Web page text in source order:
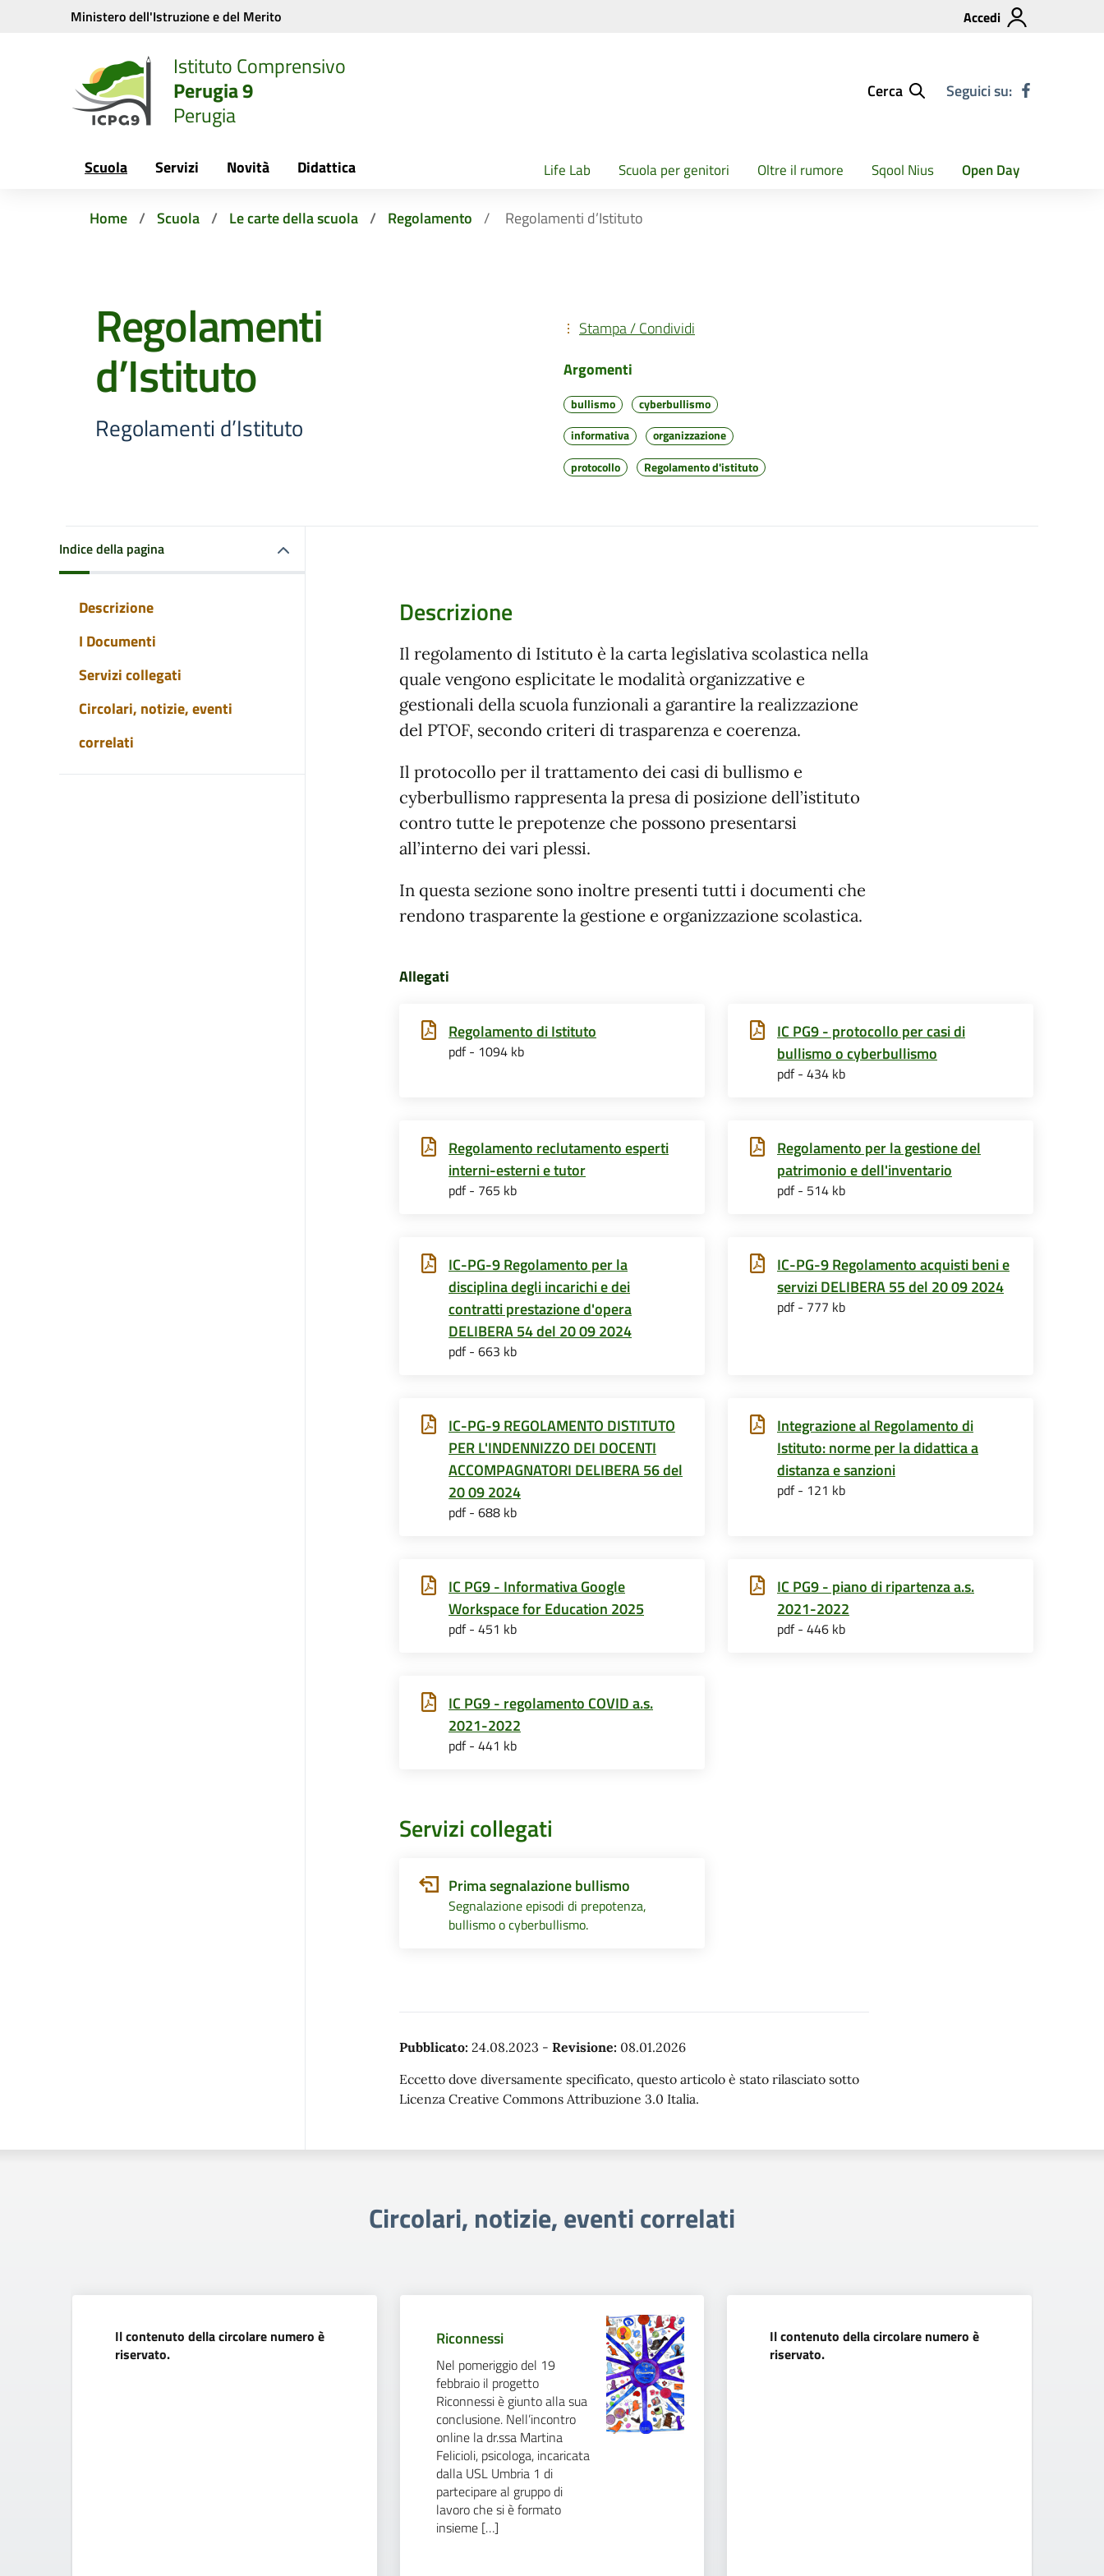
Vai ai contenuti
Vai al menu di navigazione
Ministero dell'Istruzione e del Merito Accedi
Istituto Comprensivo
Perugia 9
Perugia
Cerca Seguici su:
Scuola Servizi Novità Didattica Life Lab Scuola per genitori Oltre il rumore Sqool Nius Open Day
Home Scuola Le carte della scuola Regolamento Regolamenti d’Istituto
Regolamenti
d’Istituto
Regolamenti d’Istituto
Stampa / Condividi
Argomenti
bullismo
cyberbullismo
informativa
organizzazione
protocollo
Regolamento d'istituto
Indice della pagina
Descrizione
I Documenti
Servizi collegati
Circolari, notizie, eventi
correlati
Descrizione
Il regolamento di Istituto è la carta legislativa scolastica nella
quale vengono esplicitate le modalità organizzative e
gestionali della scuola funzionali a garantire la realizzazione
del PTOF, secondo criteri di trasparenza e coerenza.
Il protocollo per il trattamento dei casi di bullismo e
cyberbullismo rappresenta la presa di posizione dell’istituto
contro tutte le prepotenze che possono presentarsi
all’interno dei vari plessi.
In questa sezione sono inoltre presenti tutti i documenti che
rendono trasparente la gestione e organizzazione scolastica.
Allegati
Regolamento di Istituto
pdf - 1094 kb
IC PG9 - protocollo per casi di
bullismo o cyberbullismo
pdf - 434 kb
Regolamento reclutamento esperti
interni-esterni e tutor
pdf - 765 kb
Regolamento per la gestione del
patrimonio e dell'inventario
pdf - 514 kb
IC-PG-9 Regolamento per la
disciplina degli incarichi e dei
contratti prestazione d'opera
DELIBERA 54 del 20 09 2024
pdf - 663 kb
IC-PG-9 Regolamento acquisti beni e
servizi DELIBERA 55 del 20 09 2024
pdf - 777 kb
IC-PG-9 REGOLAMENTO DISTITUTO
PER L'INDENNIZZO DEI DOCENTI
ACCOMPAGNATORI DELIBERA 56 del
20 09 2024
pdf - 688 kb
Integrazione al Regolamento di
Istituto: norme per la didattica a
distanza e sanzioni
pdf - 121 kb
IC PG9 - Informativa Google
Workspace for Education 2025
pdf - 451 kb
IC PG9 - piano di ripartenza a.s.
2021-2022
pdf - 446 kb
IC PG9 - regolamento COVID a.s.
2021-2022
pdf - 441 kb
Servizi collegati
Prima segnalazione bullismo
Segnalazione episodi di prepotenza,
bullismo o cyberbullismo.
Pubblicato: 24.08.2023 - Revisione: 08.01.2026
Eccetto dove diversamente specificato, questo articolo è stato rilasciato sotto
Licenza Creative Commons Attribuzione 3.0 Italia.
Circolari, notizie, eventi correlati
Il contenuto della circolare numero è
riservato.
Riconnessi
Nel pomeriggio del 19
febbraio il progetto
Riconnessi è giunto alla sua
conclusione. Nell’incontro
online la dr.ssa Martina
Felicioli, psicologa, incaricata
dalla USL Umbria 1 di
partecipare al gruppo di
lavoro che si è formato
insieme […]
Il contenuto della circolare numero è
riservato.